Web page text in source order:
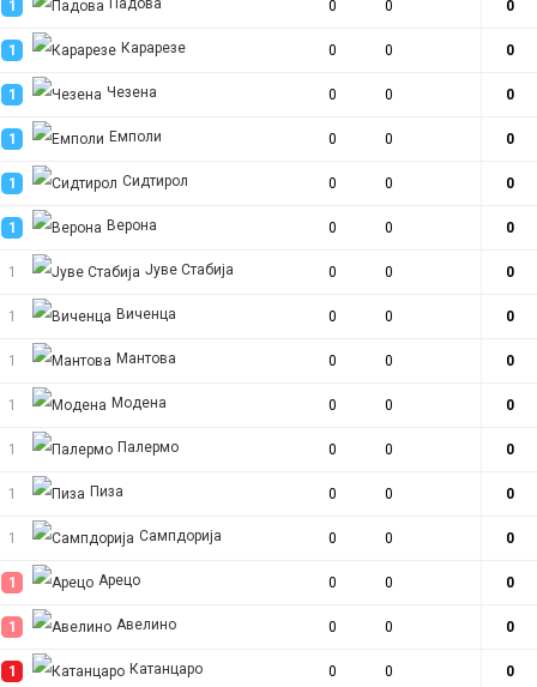
1 0 0 0
1 Карарезе 0 0 0
1 Чезена 0 0 0
1 Емполи 0 0 0
1 Сидтирол 0 0 0
1 Верона 0 0 0
1 Јуве Стабија 0 0 0
1 Виченца 0 0 0
1 Мантова 0 0 0
1 Модена 0 0 0
1 Палермо 0 0 0
1 Пиза 0 0 0
1 Сампдорија 0 0 0
1 Арецо 0 0 0
1 Авелино 0 0 0
1 Катанцаро 0 0 0